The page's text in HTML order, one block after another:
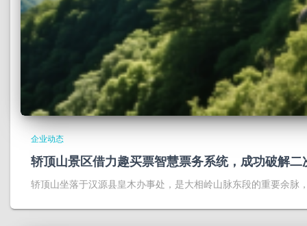
企业动态
轿顶山景区借力趣买票智慧票务系统，成功破解
轿顶山坐落于汉源县皇木办事处，是大相岭山脉东段的重要余脉